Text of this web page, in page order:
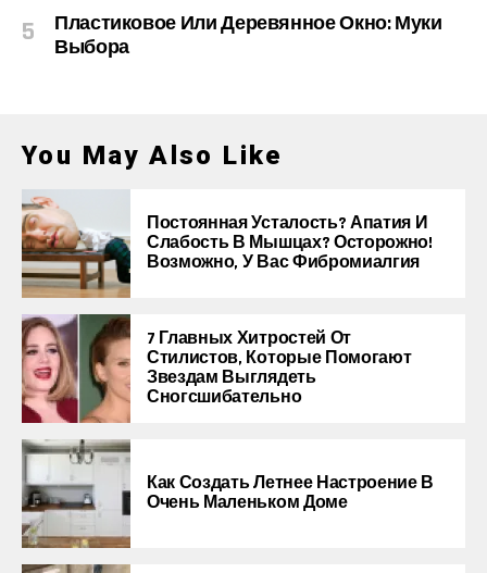
Пластиковое Или Деревянное Окно: Муки
Выбора
You May Also Like
Постоянная Усталость? Апатия И
Слабость В Мышцах? Осторожно!
Возможно, У Вас Фибромиалгия
7 Главных Хитростей От
Стилистов, Которые Помогают
Звездам Выглядеть
Сногсшибательно
Как Создать Летнее Настроение В
Очень Маленьком Доме